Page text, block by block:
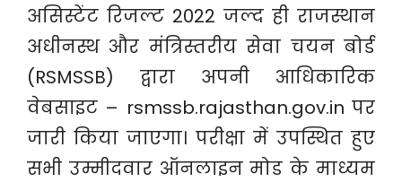
असिस्टेंट रिजल्ट 2022 जल्द ही राजस्थान
अधीनस्थ और मंत्रिस्तरीय सेवा चयन बोर्ड
(RSMSSB) द्वारा अपनी आधिकारिक
वेबसाइट – rsmssb.rajasthan.gov.in पर
जारी किया जाएगा। परीक्षा में उपस्थित हुए
सभी उम्मीदवार ऑनलाइन मोड के माध्यम